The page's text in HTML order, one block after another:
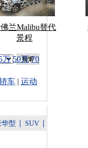
兰Malibu替代
景程
万 50万 70
车 | 运动
华型 SUV